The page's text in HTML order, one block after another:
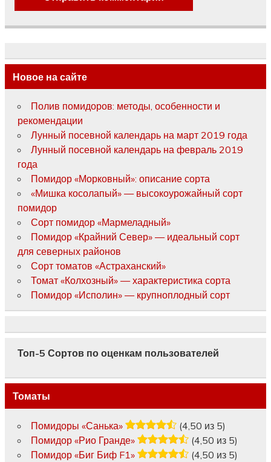
Новое на сайте
Полив помидоров: методы, особенности и
рекомендации
Лунный посевной календарь на март 2019 года
Лунный посевной календарь на февраль 2019
года
Помидор «Морковный»: описание сорта
«Мишка косолапый» — высокоурожайный сорт
помидор
Сорт помидор «Мармеладный»
Помидор «Крайний Север» — идеальный сорт
для северных районов
Сорт томатов «Астраханский»
Томат «Колхозный» — характеристика сорта
Помидор «Исполин» — крупноплодный сорт
Топ-5 Сортов по оценкам пользователей
Томаты
Помидоры «Санька»
(4,50 из 5)
Помидор «Рио Гранде»
(4,50 из 5)
Помидор «Биг Биф F1»
(4,50 из 5)